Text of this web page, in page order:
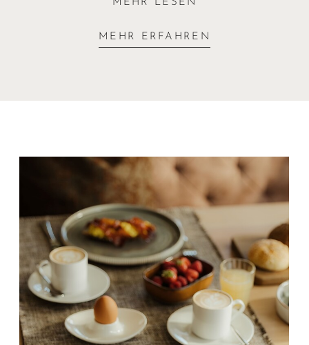
Unsere Dolce-Vita-Hotels bieten Ihnen eine Vielzahl
an Wellnessangeboten:
MEHR LESEN
MEHR ERFAHREN